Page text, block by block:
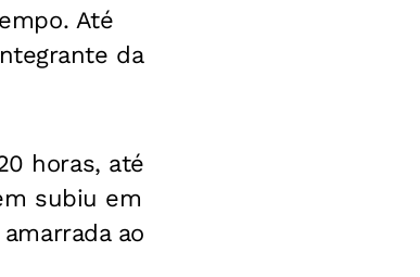
Até
da
horas, até
subiu em
ao